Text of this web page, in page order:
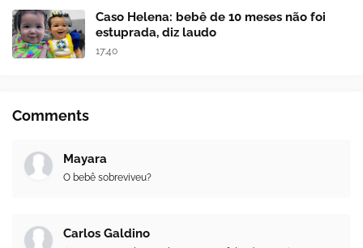
Caso Helena: bebê de 10 meses não foi
estuprada, diz laudo
17:40
Comments
Mayara
O bebê sobreviveu?
Carlos Galdino